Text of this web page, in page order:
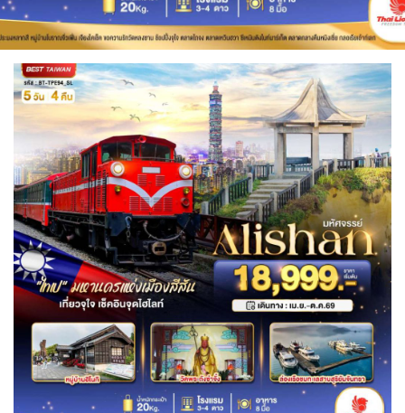
KORS เกาหลีใต้ 2 KGZ คีร์กีซสถาน
LAO ลาว 0 LBN เลบานอน 0
MYS มาเลเซีย 0 MDV มัลดีฟส์
MNG มองโกเลีย 2 MMR เมียนมาร์ 5
NPL เนปาล 0 OMN โอมาน 0
PAK ปากีสถาน 8
PHL ฟิลิปปินส์ 1 SAU ซาอุดิอาระเบีย 1
SGP สิงคโปร์ 4
SYR ซีเรีย 0 TWN ไต้หวัน 10
TJK ทาจิกิสถาน 1 TKM เติร์กเมนิสถาน 1
ARE ดูไบ, UAE 0 UZB อุซเบกิสถาน 4
ตะวันออกกลาง 0 YEM เยเมน 0
VNM เวียดนาม 35
จอร์แดน - อียิปต์ 4
CYP ไซปรัส 0 DNK เดนมาร์ก
CZE เช็ก 0 FIN ฟินแลนด์ 3
FRO หมู่เกาะแฟโร 2 FRA ฝรั่งเศส
DEU เยอรมนี 3 GEO จอร์เจีย 10
GRL กรีนแลนด์ 3
GRC กรีซ 1 ISL ไอซ์แลนด์
ITA อิตาลี 9 MDA มอลโดวา 0
MLT มอลต้า 1
NLD เนเธอร์แลนด์ 0 NOR นอร์เวย์ 3
POL โปแลนด์ 3 PRT โปรตุเกส 3
RUS รัสเซีย 3 สแกนดิเนเวีย 7
ESP สเปน 4
SVN สโลวิเนีย 2 CHE สวิตเซอร์แลนด์ 8
TUR ตุรเคีย 13 UKR ยูเครน 0
UK อังกฤษ+สหราชอาณาจักร
ลิเบีย - Libya 1 บราซิล - Brazil
เอธิโอเปีย - Ethiopia 0 อียิปต์ - Egypt 11